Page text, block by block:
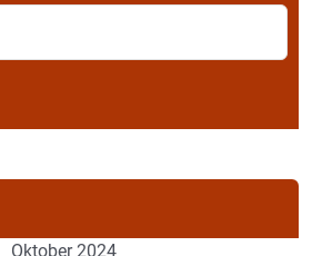
Oktober 2024